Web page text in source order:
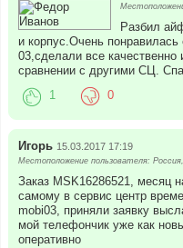
Разбил
и корпус.Очень понравилась
03,сделали все
сравнении с другими СЦ.
1 0
Игорь 15.03.2017 17:19
Местоположение пользователя:
Заказ MSK16286521, месяц
самому в сервис центр
mobi03, приняли заявку
мой телефончик уже как
оперативно